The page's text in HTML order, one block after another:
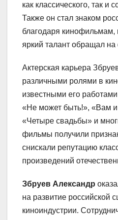
как классического, так и
Также он стал знаком
благодаря кинофильмам,
яркий талант обращал
Актерская карьера
различными ролями в
известными его
«Не может быть!», «Вам
«Четыре свадьбы» и
фильмы получили
снискали репутацию
произведений
Збруев Александр
на развитие российской
киноиндустрии.